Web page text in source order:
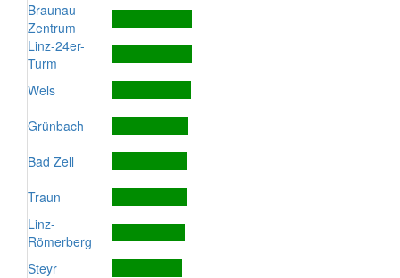
Braunau
Zentrum
Linz-24er-
Turm
Wels
Grünbach
Bad Zell
Traun
Linz-
Römerberg
Steyr